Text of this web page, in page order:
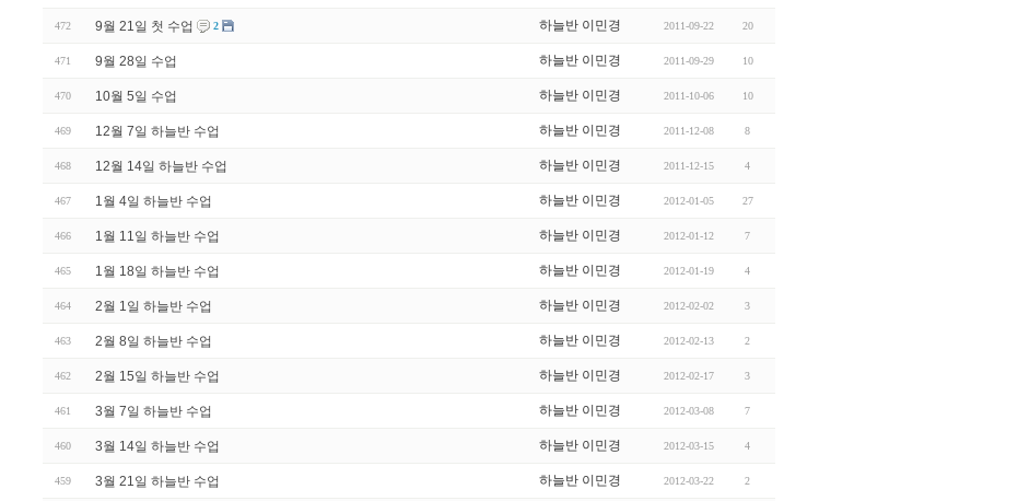
472 9월 21일 첫 수업 2 하늘반 이민경 2011-09-22 20
471 9월 28일 수업 하늘반 이민경 2011-09-29 10
470 10월 5일 수업 하늘반 이민경 2011-10-06 10
469 12월 7일 하늘반 수업 하늘반 이민경 2011-12-08 8
468 12월 14일 하늘반 수업 하늘반 이민경 2011-12-15 4
467 1월 4일 하늘반 수업 하늘반 이민경 2012-01-05 27
466 1월 11일 하늘반 수업 하늘반 이민경 2012-01-12 7
465 1월 18일 하늘반 수업 하늘반 이민경 2012-01-19 4
464 2월 1일 하늘반 수업 하늘반 이민경 2012-02-02 3
463 2월 8일 하늘반 수업 하늘반 이민경 2012-02-13 2
462 2월 15일 하늘반 수업 하늘반 이민경 2012-02-17 3
461 3월 7일 하늘반 수업 하늘반 이민경 2012-03-08 7
460 3월 14일 하늘반 수업 하늘반 이민경 2012-03-15 4
459 3월 21일 하늘반 수업 하늘반 이민경 2012-03-22 2